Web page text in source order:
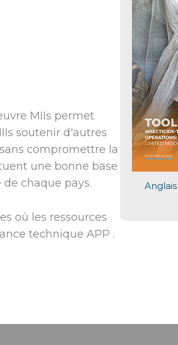
MIIs permet
soutenir d'autres
compromettre la
une bonne base
chaque pays.
où les ressources
technique APP .
Anglais